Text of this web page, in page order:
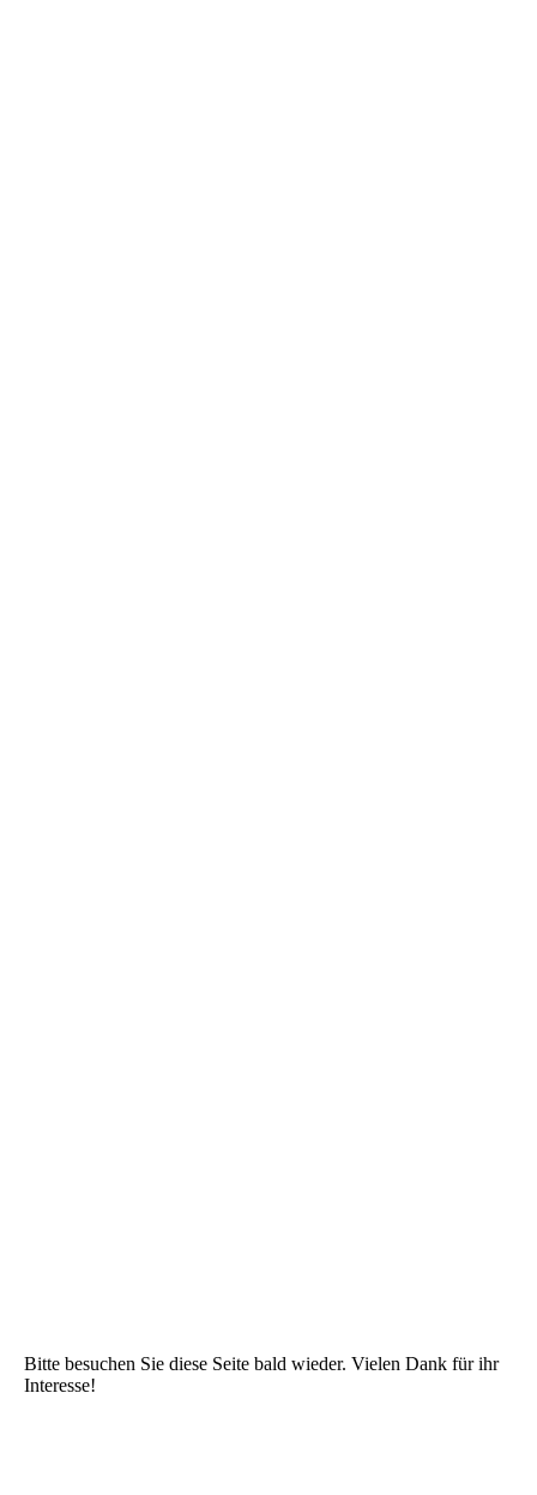
Bitte besuchen Sie diese Seite bald wieder. Vielen Dank für ihr
Interesse!